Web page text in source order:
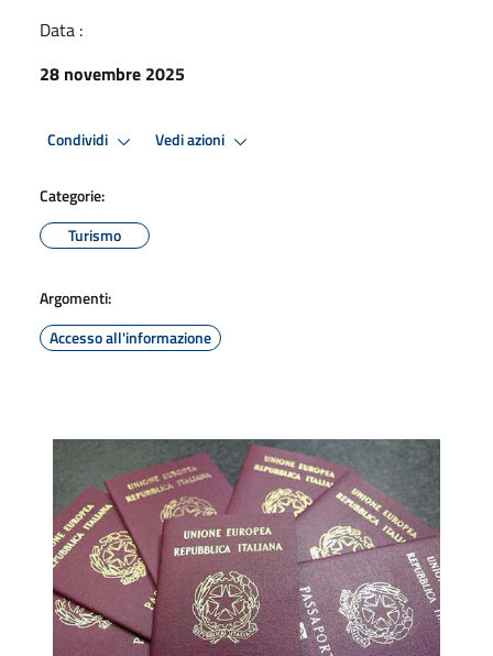
Data :
28 novembre 2025
Condividi Vedi azioni
Categorie:
Turismo
Argomenti:
Accesso all'informazione